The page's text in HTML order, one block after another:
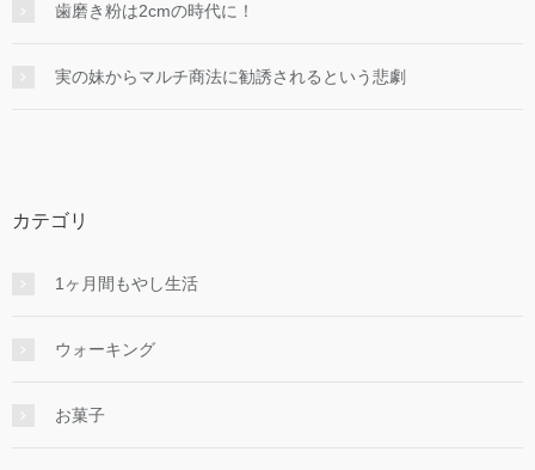
歯磨き粉は2cmの時代に！
実の妹からマルチ商法に勧誘されるという悲劇
カテゴリ
1ヶ月間もやし生活
ウォーキング
お菓子